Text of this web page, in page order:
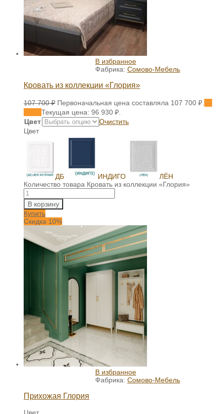
В избранное
Фабрика: Сомово-Мебель
Кровать из коллекции «Глория»
107 700₽ Первоначальная цена составляла 107 700 ₽.
Текущая цена: 96 930 ₽.
Цвет
Очистить
Цвет
ДБ ИНДИГО
ЛЁН
Количество товара Кровать из коллекции «Глория»
В корзину
Купить
Скидка 10%
В избранное
Фабрика: Сомово-Мебель
Прихожая Глория
Цвет